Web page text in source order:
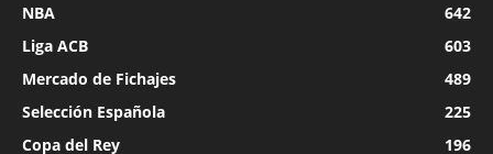
NBA
642
Liga ACB
603
Mercado de Fichajes
489
Selección Española
225
Copa del Rey
196